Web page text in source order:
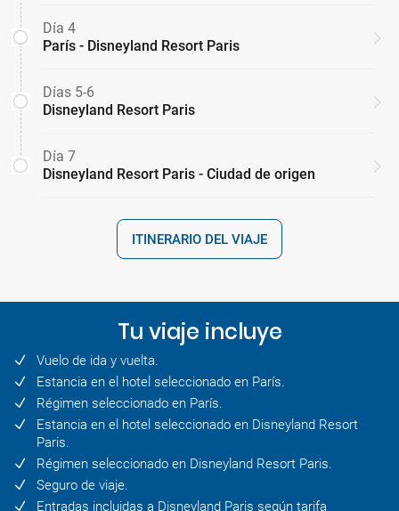
Día 4
París - Disneyland Resort Paris
Días 5-6
Disneyland Resort Paris
Día 7
Disneyland Resort Paris - Ciudad de origen
ITINERARIO DEL VIAJE
Tu viaje incluye
Vuelo de ida y vuelta.
Estancia en el hotel seleccionado en París.
Régimen seleccionado en París.
Estancia en el hotel seleccionado en Disneyland Resort
Paris.
Régimen seleccionado en Disneyland Resort Paris.
Seguro de viaje.
Entradas incluidas a Disneyland Paris según tarifa